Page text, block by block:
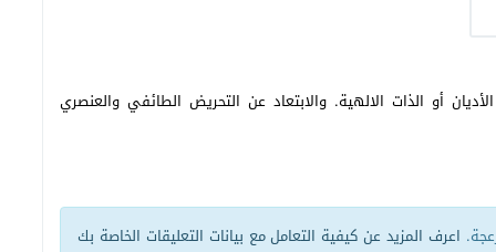
أو الذات الالهية. والابتعاد عن التحريض الطائفي والعنصري
اعرف المزيد عن كيفية التعامل مع بيانات التعليقات الخاصة بك